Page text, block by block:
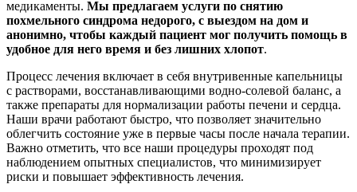
медикаменты. Мы предлагаем услуги по снятию
похмельного синдрома недорого, с выездом на дом и
анонимно, чтобы каждый пациент мог получить помощь в
удобное для него время и без лишних хлопот.
Процесс лечения включает в себя внутривенные капельницы
с растворами, восстанавливающими водно-солевой баланс, а
также препараты для нормализации работы печени и сердца.
Наши врачи работают быстро, что позволяет значительно
облегчить состояние уже в первые часы после начала терапии.
Важно отметить, что все наши процедуры проходят под
наблюдением опытных специалистов, что минимизирует
риски и повышает эффективность лечения.